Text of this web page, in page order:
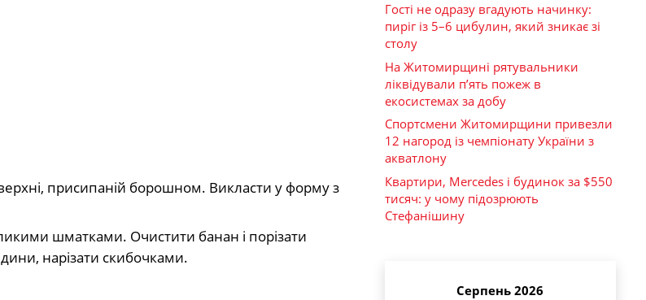
присипаній борошном. Викласти у форму з
шматками. Очистити банан і порізати
нарізати скибочками.
Гості не одразу вгадують начинку:
пиріг із 5–6 цибулин, який зникає зі
столу
На Житомирщині рятувальники
ліквідували п’ять пожеж в
екосистемах за добу
Спортсмени Житомирщини привезли
12 нагород із чемпіонату України з
акватлону
Квартири, Mercedes і будинок за $550
тисяч: у чому підозрюють
Стефанішину
Серпень 2026